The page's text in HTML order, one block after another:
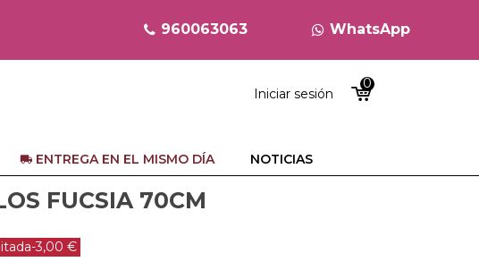
960063063 WhatsApp
Iniciar sesión
0
ENTREGA EN EL MISMO DÍA NOTICIAS
FUCSIA 70CM
-3,00 €